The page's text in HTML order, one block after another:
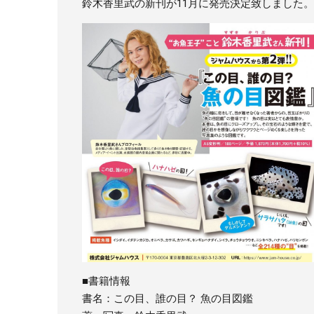
鈴木香里武の新刊が11月に発売決定致しました。
■書籍情報
書名：この目、誰の目？ 魚の目図鑑